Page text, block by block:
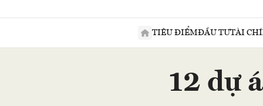
TIÊU ĐIỂMĐẦU TƯTÀI
12 dự